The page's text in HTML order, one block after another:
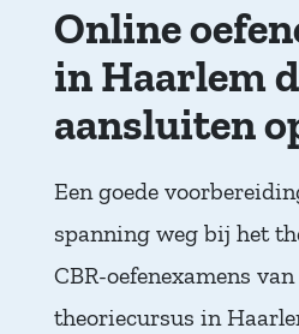
Online
in Haarlem
aansluiten
Een goede
spanning weg bij het
CBR-oefenexamens
theoriecursus in